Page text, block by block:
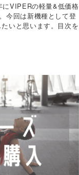
にVIPERの軽量&低価格
今回は新機種として登
いと思います。目次を